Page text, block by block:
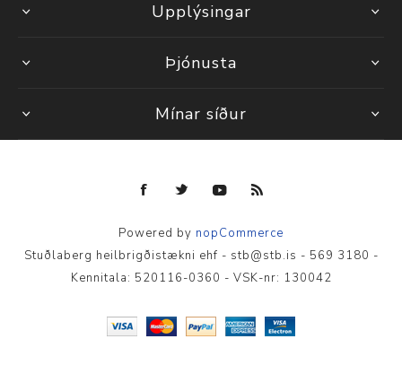
Upplýsingar
Þjónusta
Mínar síður
Powered by nopCommerce
Stuðlaberg heilbrigðistækni ehf - stb@stb.is - 569 3180 -
Kennitala: 520116-0360 - VSK-nr: 130042